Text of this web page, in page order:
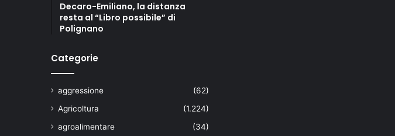
Decaro-Emiliano, la distanza
resta al “Libro possibile” di
Polignano
Categorie
aggressione
(62)
Agricoltura
(1.224)
agroalimentare
(34)